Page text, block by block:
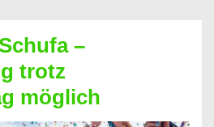
–
trotz
möglich